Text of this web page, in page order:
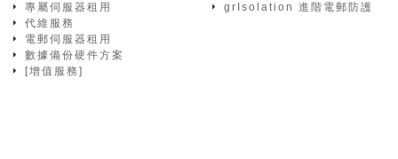
專屬伺服器租用
代維服務
電郵伺服器租用
數據備份硬件方案
[增值服務]
grIsolation 進階電郵防護